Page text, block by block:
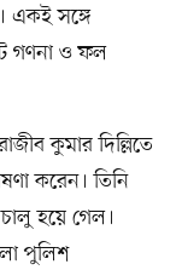
একই সঙ্গে
গণনা ও ফল
কুমার দিল্লিতে
করেন। তিনি
হয়ে গেল।
পুলিশ